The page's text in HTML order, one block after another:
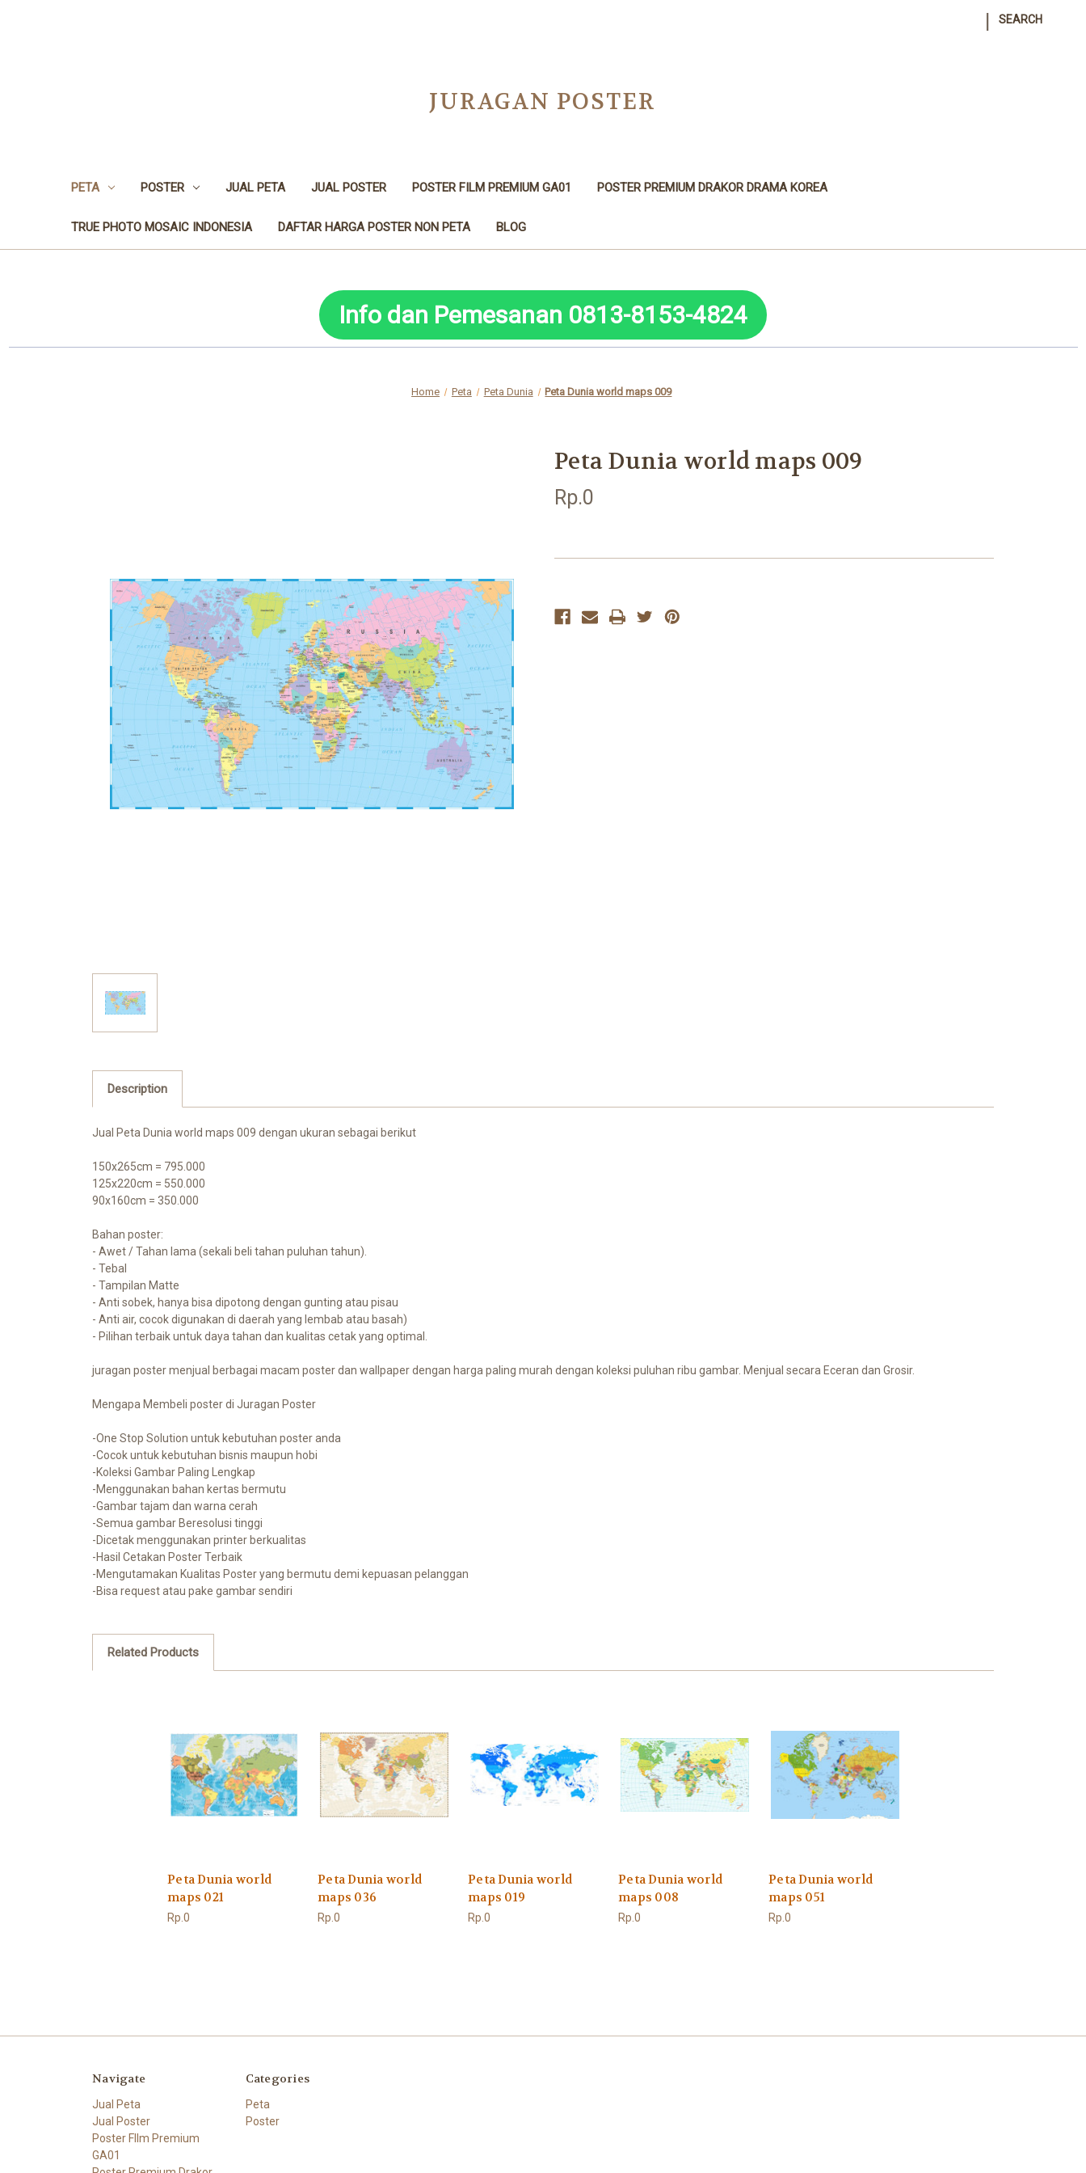
SEARCH
JURAGAN POSTER
PETA POSTER JUAL PETA JUAL POSTER POSTER FILM PREMIUM GA01 POSTER PREMIUM DRAKOR DRAMA KOREA
TRUE PHOTO MOSAIC INDONESIA DAFTAR HARGA POSTER NON PETA BLOG
Info dan Pemesanan 0813-8153-4824
Home Peta Peta Dunia Peta Dunia world maps 009
Peta Dunia world maps 009
Rp.0
Description
Jual Peta Dunia world maps 009 dengan ukuran sebagai berikut
150x265cm = 795.000
125x220cm = 550.000
90x160cm = 350.000
Bahan poster:
- Awet / Tahan lama (sekali beli tahan puluhan tahun).
- Tebal
- Tampilan Matte
- Anti sobek, hanya bisa dipotong dengan gunting atau pisau
- Anti air, cocok digunakan di daerah yang lembab atau basah)
- Pilihan terbaik untuk daya tahan dan kualitas cetak yang optimal.
juragan poster menjual berbagai macam poster dan wallpaper dengan harga paling murah dengan koleksi puluhan ribu gambar. Menjual secara Eceran dan Grosir.
Mengapa Membeli poster di Juragan Poster
-One Stop Solution untuk kebutuhan poster anda
-Cocok untuk kebutuhan bisnis maupun hobi
-Koleksi Gambar Paling Lengkap
-Menggunakan bahan kertas bermutu
-Gambar tajam dan warna cerah
-Semua gambar Beresolusi tinggi
-Dicetak menggunakan printer berkualitas
-Hasil Cetakan Poster Terbaik
-Mengutamakan Kualitas Poster yang bermutu demi kepuasan pelanggan
-Bisa request atau pake gambar sendiri
Related Products
Peta Dunia world
maps 021
Rp.0
Peta Dunia world
maps 036
Rp.0
Peta Dunia world
maps 019
Rp.0
Peta Dunia world
maps 008
Rp.0
Peta Dunia world
maps 051
Rp.0
Navigate
Jual Peta
Jual Poster
Poster FIlm Premium
GA01
Categories
Peta
Poster